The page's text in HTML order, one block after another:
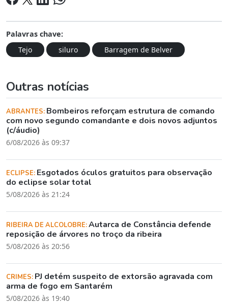
Palavras chave:
Tejo
siluro Barragem de Belver
Outras notícias
ABRANTES: Bombeiros reforçam estrutura de comando
com novo segundo comandante e dois novos adjuntos
(c/áudio)
6/08/2026 às 09:37
ECLIPSE: Esgotados óculos gratuitos para observação
do eclipse solar total
5/08/2026 às 21:24
RIBEIRA DE ALCOLOBRE:Autarca de Constância defende
reposição de árvores no troço da ribeira
5/08/2026 às 20:56
CRIMES: PJ detém suspeito de extorsão agravada com
arma de fogo em Santarém
5/08/2026 às 19:40